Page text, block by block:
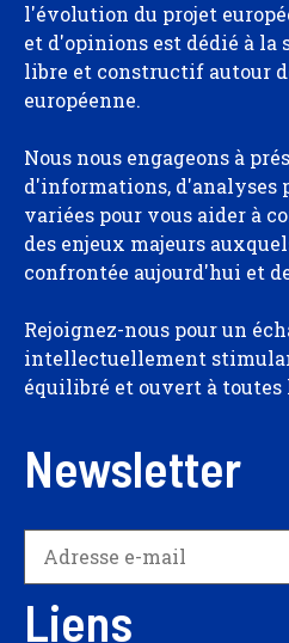
l'évolution du projet
et d'opinions est dédié à
libre et constructif autour
européenne.
Nous nous engageons à
d'informations, d'analyses
variées pour vous aider à
des enjeux majeurs
confrontée aujourd'hui et
Rejoignez-nous pour un
intellectuellement
équilibré et ouvert à toutes
Newsletter
Liens